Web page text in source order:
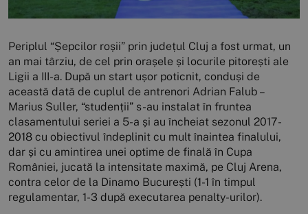
Periplul “Șepcilor roșii” prin județul Cluj a fost urmat, un
an mai târziu, de cel prin orașele și locurile pitorești ale
Ligii a III-a. După un start ușor poticnit, conduși de
această dată de cuplul de antrenori Adrian Falub –
Marius Suller, “studenții” s-au instalat în fruntea
clasamentului seriei a 5-a și au încheiat sezonul 2017-
2018 cu obiectivul îndeplinit cu mult înaintea finalului,
dar și cu amintirea unei optime de finală în Cupa
României, jucată la intensitate maximă, pe Cluj Arena,
contra celor de la Dinamo București (1-1 în timpul
regulamentar, 1-3 după executarea penalty-urilor).